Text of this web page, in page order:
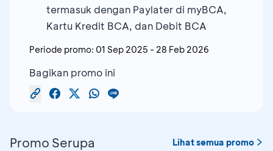
termasuk dengan Paylater di myBCA,
Kartu Kredit BCA, dan Debit BCA
Periode promo: 01 Sep 2025 - 28 Feb 2026
Bagikan promo ini
Promo Serupa Lihat semua promo